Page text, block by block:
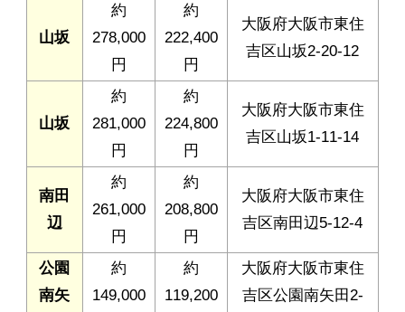
山坂
約
278,000
円
約
222,400
円
大阪府大阪市東住
吉区山坂2-20-12
山坂
約
281,000
円
約
224,800
円
大阪府大阪市東住
吉区山坂1-11-14
南田
辺
約
261,000
円
約
208,800
円
大阪府大阪市東住
吉区南田辺5-12-4
公園
南矢
約
149,000
約
119,200
大阪府大阪市東住
吉区公園南矢田2-